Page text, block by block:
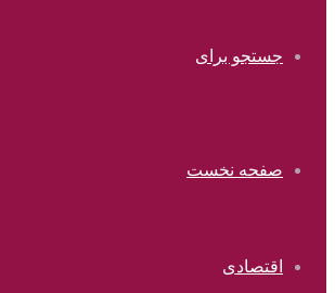
جستجو برای
صفحه نخست
اقتصادی